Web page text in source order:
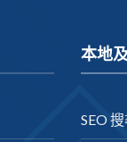
本地
SEO